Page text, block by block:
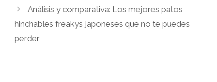
Análisis y comparativa: Los mejores patos
hinchables freakys japoneses que no te puedes
perder